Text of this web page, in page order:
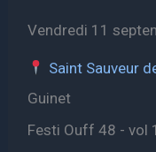
Vendredi 11
Saint Sauveur
Guinet
Festi Ouff 48 - vol 1